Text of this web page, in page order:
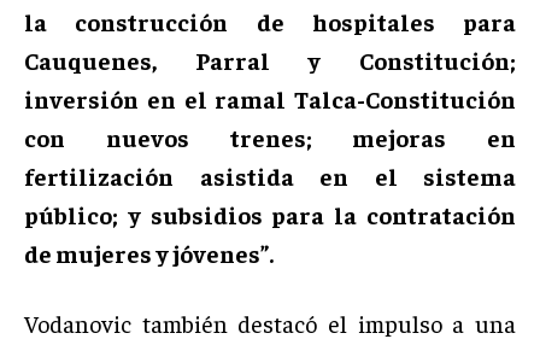
la construcción de hospitales para
Cauquenes, Parral y Constitución;
inversión en el ramal Talca-Constitución
con nuevos trenes; mejoras en
fertilización asistida en el sistema
público; y subsidios para la contratación
de mujeres y jóvenes”.
Vodanovic también destacó el impulso a una